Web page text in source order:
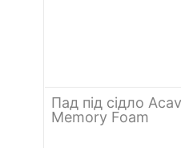
Пад під сідло
Memory Foam